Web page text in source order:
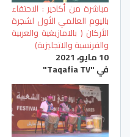
مباشرة من أكادير : الاحتفاء
باليوم العالمي الأول لشجرة
الأركان ( بالامازيغية والعربية
والفرنسية والاتجليزية)
10 مايو، 2021
في "Taqafia TV"